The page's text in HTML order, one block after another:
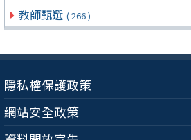
教師甄選 ( 266 )
隱私權保護政策
網站安全政策